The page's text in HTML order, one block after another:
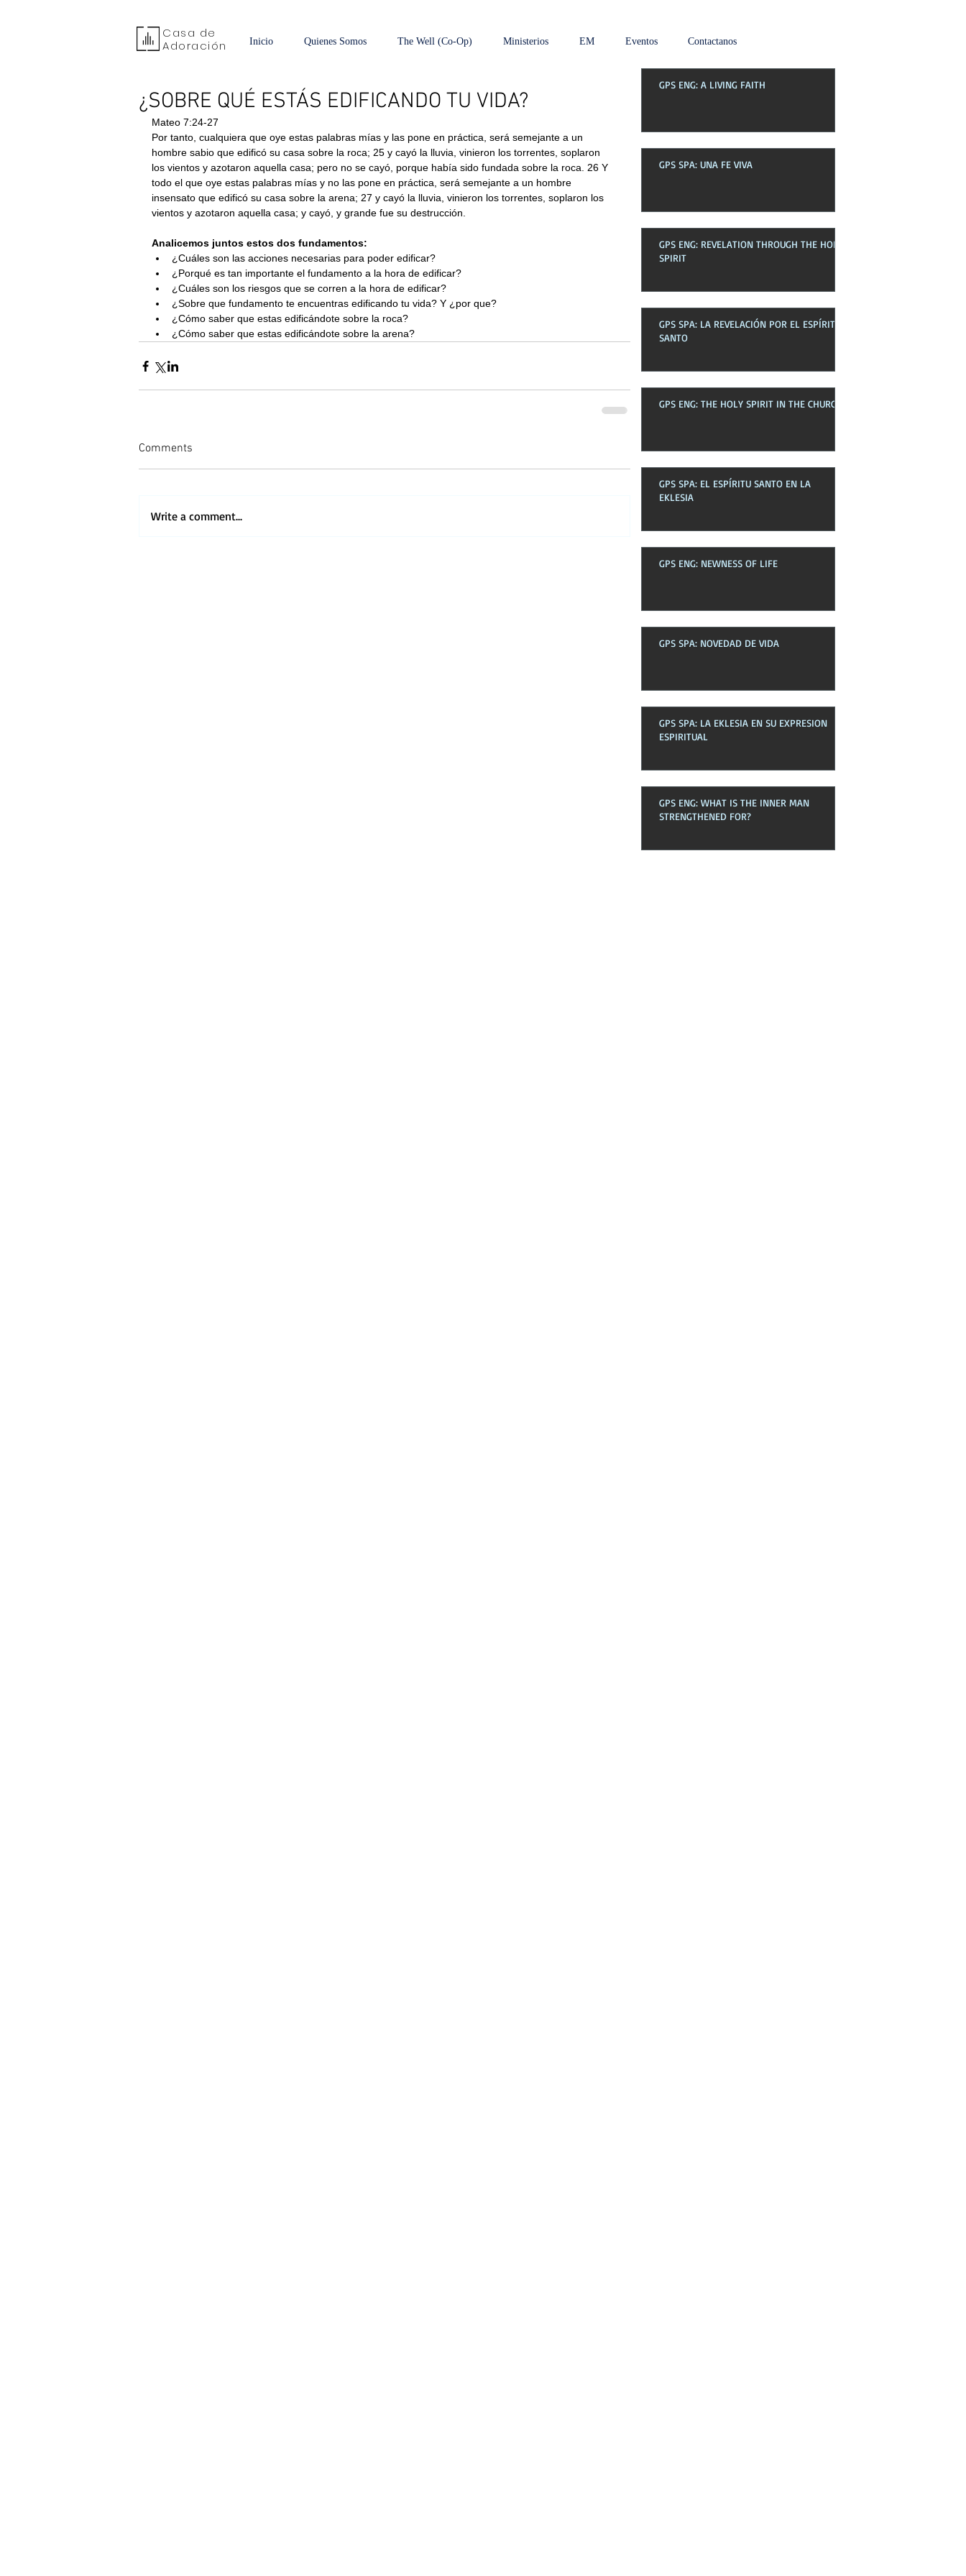
Casa de
Adoración
Inicio Quienes Somos The Well (Co-Op) Ministerios EM Eventos Contactanos
¿SOBRE QUÉ ESTÁS EDIFICANDO TU VIDA?
Mateo 7:24-27
Por tanto, cualquiera que oye estas palabras mías y las pone en práctica, será semejante a un
hombre sabio que edificó su casa sobre la roca; 25 y cayó la lluvia, vinieron los torrentes, soplaron
los vientos y azotaron aquella casa; pero no se cayó, porque había sido fundada sobre la roca. 26 Y
todo el que oye estas palabras mías y no las pone en práctica, será semejante a un hombre
insensato que edificó su casa sobre la arena; 27 y cayó la lluvia, vinieron los torrentes, soplaron los
vientos y azotaron aquella casa; y cayó, y grande fue su destrucción.
Analicemos juntos estos dos fundamentos:
¿Cuáles son las acciones necesarias para poder edificar?
¿Porqué es tan importante el fundamento a la hora de edificar?
¿Cuáles son los riesgos que se corren a la hora de edificar?
¿Sobre que fundamento te encuentras edificando tu vida? Y ¿por que?
¿Cómo saber que estas edificándote sobre la roca?
¿Cómo saber que estas edificándote sobre la arena?
Comments
Write a comment...
Boletines pasados
GPS ENG: A LIVING FAITH
GPS SPA: UNA FE VIVA
GPS ENG: REVELATION THROUGH THE HOLY
SPIRIT
GPS SPA: LA REVELACIÓN POR EL ESPÍRITU
SANTO
GPS ENG: THE HOLY SPIRIT IN THE CHURCH
GPS SPA: EL ESPÍRITU SANTO EN LA
EKLESIA
GPS ENG: NEWNESS OF LIFE
GPS SPA: NOVEDAD DE VIDA
GPS SPA: LA EKLESIA EN SU EXPRESION
ESPIRITUAL
GPS ENG: WHAT IS THE INNER MAN
STRENGTHENED FOR?